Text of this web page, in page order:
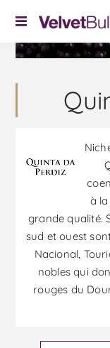
à
grande qualité.
sud et ouest
Nacional,
nobles qui
rouges du